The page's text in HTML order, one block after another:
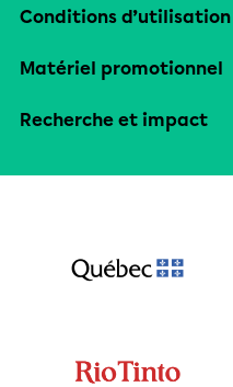
Conditions d’utilisation
Matériel promotionnel
Recherche et impact